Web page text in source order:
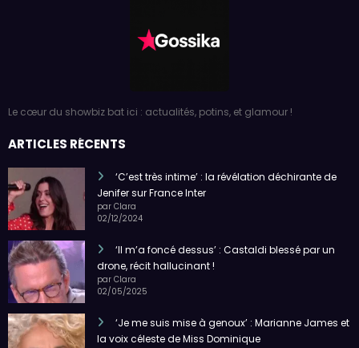
Le cœur du showbiz bat ici : actualités, potins, et glamour !
ARTICLES RÉCENTS
‘C’est très intime’ : la révélation déchirante de
Jenifer sur France Inter
par Clara
02/12/2024
‘Il m’a foncé dessus’ : Castaldi blessé par un
drone, récit hallucinant !
par Clara
02/05/2025
‘Je me suis mise à genoux’ : Marianne James et
la voix céleste de Miss Dominique